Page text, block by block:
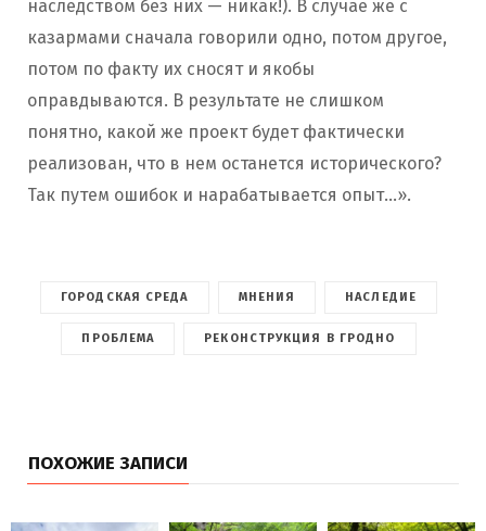
наследством без них — никак!). В случае же с
казармами сначала говорили одно, потом другое,
потом по факту их сносят и якобы
оправдываются. В результате не слишком
понятно, какой же проект будет фактически
реализован, что в нем останется исторического?
Так путем ошибок и нарабатывается опыт…».
ГОРОДСКАЯ СРЕДА МНЕНИЯ НАСЛЕДИЕ
ПРОБЛЕМА РЕКОНСТРУКЦИЯ В ГРОДНО
ПОХОЖИЕ ЗАПИСИ